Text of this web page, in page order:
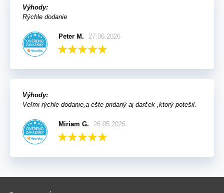
Výhody:
Rýchle dodanie
Peter M. 27.06.2026
Výhody:
Veľmi rýchle dodanie,a ešte pridaný aj darček ,ktorý potešil.
Miriam G. 26.05.2026